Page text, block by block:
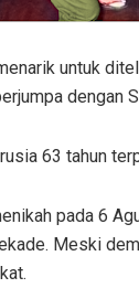
untuk
dengan
63 tahun
pada 6
Meski